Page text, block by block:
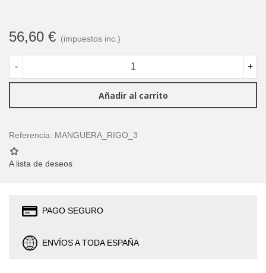
56,60 € (impuestos inc.)
- +
Añadir al carrito
Referencia: MANGUERA_RIGO_3
A lista de deseos
PAGO SEGURO
ENVÍOS A TODA ESPAÑA